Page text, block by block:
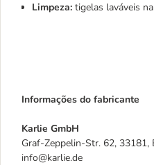
Limpeza: tigelas laváveis
Informações do fabricante
Karlie GmbH
Graf-Zeppelin-Str. 62, 33181,
info@karlie.de